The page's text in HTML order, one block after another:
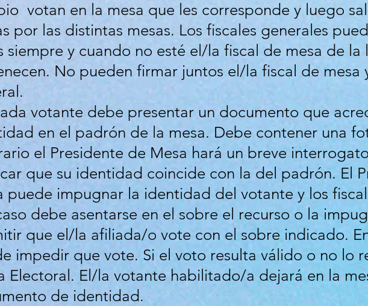
votan en la mesa que les corresponde y luego
por las distintas mesas. Los fiscales generales
siempre y cuando no esté el/la fiscal de mesa de la
No pueden firmar juntos el/la fiscal de mesa
votante debe presentar un documento que
en el padrón de la mesa. Debe contener una
el Presidente de Mesa hará un breve
que su identidad coincide con la del padrón. El
puede impugnar la identidad del votante y los
debe asentarse en el sobre el recurso o la
que el/la afiliada/o vote con el sobre indicado.
impedir que vote. Si el voto resulta válido o no lo
Electoral. El/la votante habilitado/a dejará en la
de identidad.